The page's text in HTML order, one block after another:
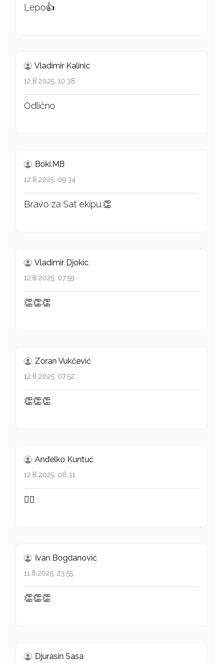
Lepo👍
Vladimir Kalinic
12.8.2025. 10:38
Odlično
Boki.MB
12.8.2025. 09:34
Bravo za Sat ekipu.👏
Vladimir Djokic
12.8.2025. 07:59
👏👏👏
Zoran Vukčević
12.8.2025. 07:52
👏👏👏
Anđelko Kuntuć
12.8.2025. 06:31
👍🏻
Ivan Bogdanović
11.8.2025. 23:55
👏👏👏
Djurasin Sasa